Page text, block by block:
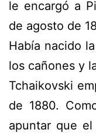
le encargó a
de agosto de
Había nacido
los cañones y
Tchaikovski
de 1880.
apuntar que el